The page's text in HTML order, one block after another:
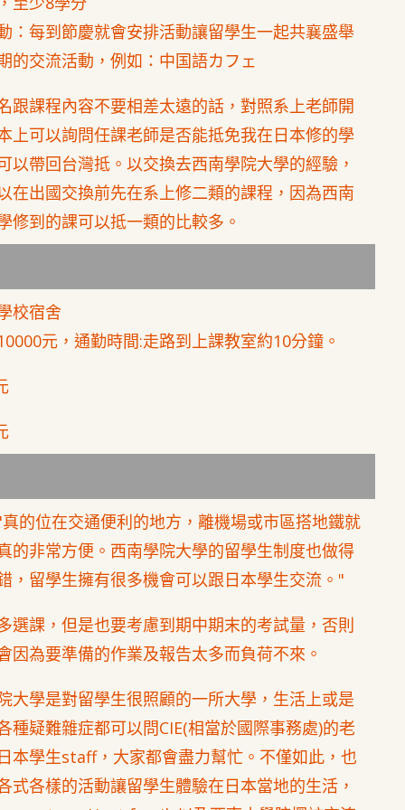
：每到節慶就會安排活動讓留學生一起共襄盛舉
的交流活動，例如：中国語カフェ
跟課程內容不要相差太遠的話，對照系上老師開
上可以詢問任課老師是否能抵免我在日本修的學
以帶回台灣抵。以交換去西南學院大學的經驗，
在出國交換前先在系上修二類的課程，因為西南
修到的課可以抵一類的比較多。
校宿舍
元，通勤時間:走路到上課教室約10分鐘。
的位在交通便利的地方，離機場或市區搭地鐵就
的非常方便。西南學院大學的留學生制度也做得
，留學生擁有很多機會可以跟日本學生交流。"
選課，但是也要考慮到期中期末的考試量，否則
因為要準備的作業及報告太多而負荷不來。
大學是對留學生很照顧的一所大學，生活上或是
種疑難雜症都可以問CIE(相當於國際事務處)的老
本學生staff，大家都會盡力幫忙。不僅如此，也
式各樣的活動讓留學生體驗在日本當地的生活，